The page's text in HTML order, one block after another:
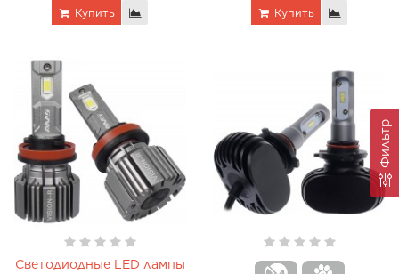
Фильтр
Купить Купить
Светодиодные LED лампы